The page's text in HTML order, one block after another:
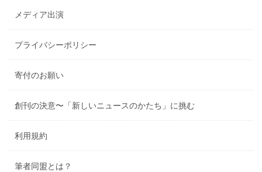
メディア出演
プライバシーポリシー
寄付のお願い
創刊の決意〜「新しいニュースのかたち」に挑む
利用規約
筆者同盟とは？